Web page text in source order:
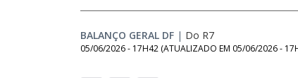
BALANÇO GERAL DF | Do R7
05/06/2026 - 17H42 (ATUALIZADO EM 05/06/2026 -